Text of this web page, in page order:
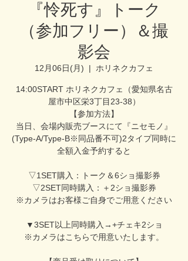
『怜死す』トーク
（参加フリー）＆撮
影会
12月06日(月)
  |
ホリネクカフェ
14:00START ホリネクカフェ（愛知県名古
屋市中区栄3丁目23-38）
【参加方法】
当日、会場内販売ブースにて『ニセモノ』
(Type-A/Type-B※同品番不可)2タイプ同時に
全額入金予約すると
▽1SET購入：トーク＆6ショ撮影券
▽2SET同時購入：＋2ショ撮影券
※カメラはお客様ご自身でご用意ください
▼3SET以上同時購入→+チェキ2ショ
※カメラはこちらで用意いたします。